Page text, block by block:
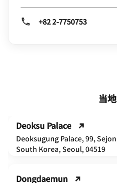
+82 2-7750753
当
Deoksu Palace
Deoksugung Palace, 99,
South Korea, Seoul, 04519
Dongdaemun